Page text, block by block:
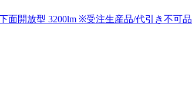
面開放型 3200lm ※受注生産品/代引き不可品